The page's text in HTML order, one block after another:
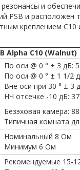
и
PSB и
креплением
Alpha C10 (Walnut)
По оси @ 0 ° ± 3 дБ:
По оси @ 0 ° ± 1 1/2
Вне оси при 30 ° ± 3
НЧ отсечке -10 дБ:
Безэховая камера:
Типичная комната
Номинальный 8 Ом
Минимум 6 Ом
Рекомендуемые 15-